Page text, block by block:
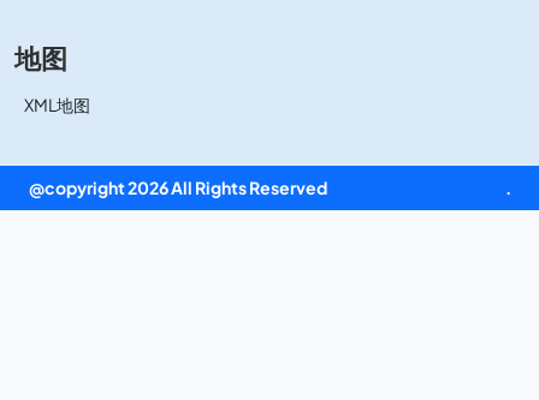
地图
XML地图
@copyright 2026 All Rights Reserved .